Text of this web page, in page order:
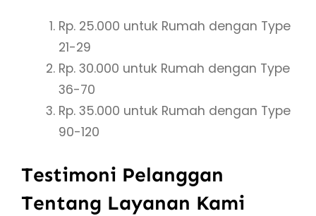
Rp. 25.000 untuk Rumah dengan Type
21-29
Rp. 30.000 untuk Rumah dengan Type
36-70
Rp. 35.000 untuk Rumah dengan Type
90-120
Testimoni Pelanggan
Tentang Layanan Kami